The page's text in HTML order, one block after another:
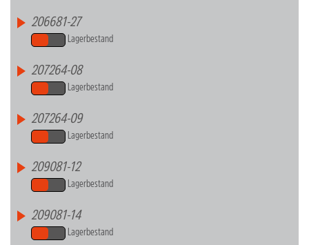
206681-27
Lagerbestand
207264-08
Lagerbestand
207264-09
Lagerbestand
209081-12
Lagerbestand
209081-14
Lagerbestand